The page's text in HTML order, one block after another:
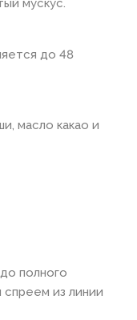
мускус.
до 48
масло какао и
полного
из линии